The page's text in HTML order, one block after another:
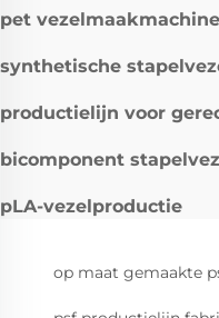
pet vezelmaakmachine
synthetische
productielijn voor
bicomponent
pLA-vezelproductie
op maat gemaakte